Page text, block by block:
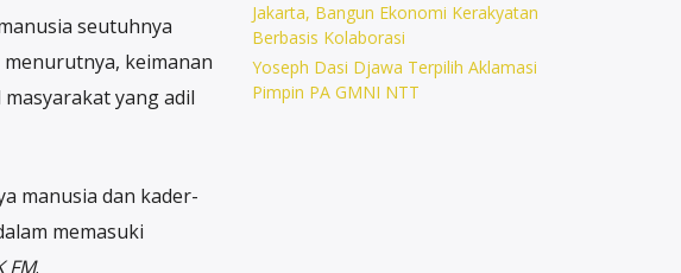
seutuhnya
keimanan
yang adil
manusia dan kader-
memasuki
FM.
Jakarta, Bangun Ekonomi Kerakyatan
Berbasis Kolaborasi
Yoseph Dasi Djawa Terpilih Aklamasi
Pimpin PA GMNI NTT